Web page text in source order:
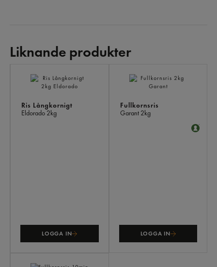
Liknande produkter
Ris Långkornigt
Eldorado 2kg
LOGGA IN
Fullkornsris
Garant 2kg
LOGGA IN